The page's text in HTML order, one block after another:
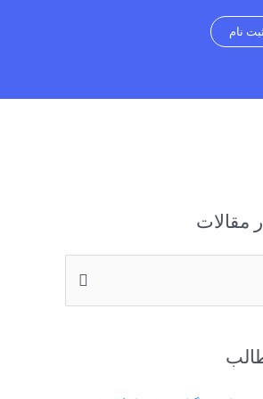
نام
مقالات